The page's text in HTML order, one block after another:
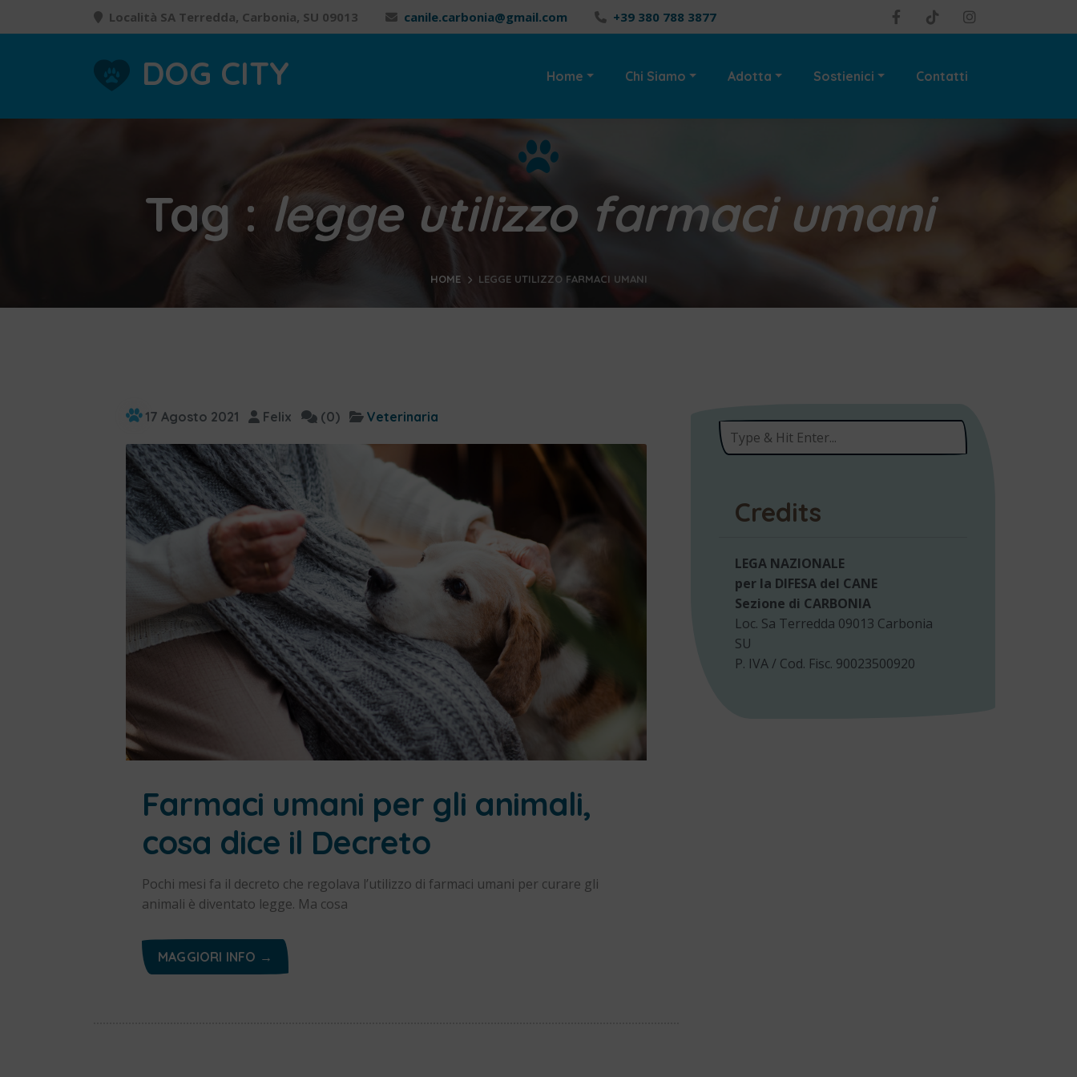
Località SA Terredda, Carbonia, SU 09013 canile.carbonia@gmail.com +39 380 788 3877
DOG CITY Home Chi Siamo Adotta Sostienici Contatti
Tag : legge utilizzo farmaci umani
HOME LEGGE UTILIZZO FARMACI UMANI
17 Agosto 2021 Felix (0) Veterinaria
Farmaci umani per gli animali,
cosa dice il Decreto
Pochi mesi fa il decreto che regolava l’utilizzo di farmaci umani per curare gli
animali è diventato legge. Ma cosa
MAGGIORI INFO →
Credits
LEGA NAZIONALE
per la DIFESA del CANE
Sezione di CARBONIA
Loc. Sa Terredda 09013 Carbonia
SU
P. IVA / Cod. Fisc. 90023500920